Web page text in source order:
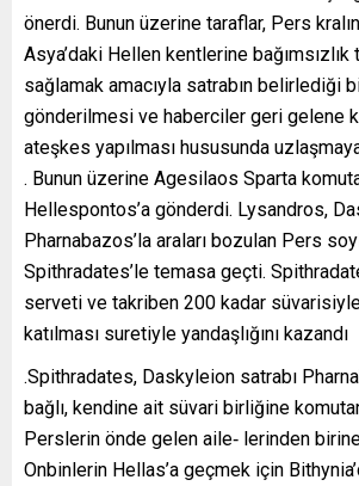
önerdi. Bunun üzerine taraflar, Pers
Asya’daki Hellen kentlerine bağımsızlık
sağlamak amacıyla satrabın belirlediği
gönderilmesi ve haberciler geri gelene
ateşkes yapılması hususunda
. Bunun üzerine Agesilaos Sparta
Hellespontos’a gönderdi. Lysandros,
Pharnabazos’la araları bozulan Pers
Spithradates’le temasa geçti.
serveti ve takriben 200 kadar
katılması suretiyle yandaşlığını kazandı
.Spithradates, Daskyleion satrabı
bağlı, kendine ait süvari birliğine
Perslerin önde gelen aile‐ lerinden
Onbinlerin Hellas’a geçmek için